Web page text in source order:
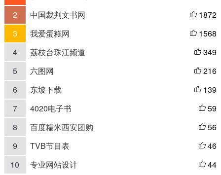
2
中国裁判文书网  1872
3
我爱蛋糕网  1568
4
荔枝台珠江频道  349
5
六图网  216
6
东坡下载  139
7
4020电子书  59
8
百度糯米西安团购  56
9
TVB节目表  46
10
专业网站设计  44